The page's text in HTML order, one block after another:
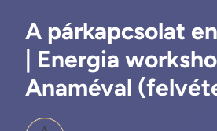
A párkapcsolat
| Energia
Anaméval